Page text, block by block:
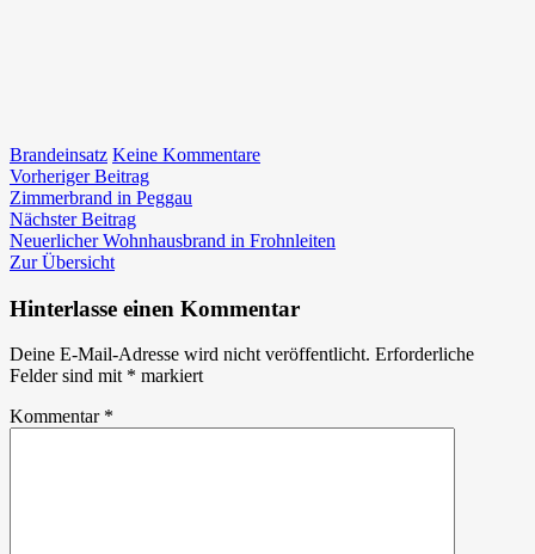
Brandeinsatz Keine Kommentarezu
Beitragsnavigation
Vorheriger BeitragVorheriger
Beitrag:
Zimmerbrand in Peggau
Nächster BeitragNächster
Beitrag:
Neuerlicher Wohnhausbrand in Frohnleiten
Zur Übersicht
Hinterlasse einen Kommentar
Deine E-Mail-Adresse wird nicht veröffentlicht. Erforderliche
Felder sind mit * markiert
Kommentar *